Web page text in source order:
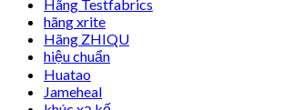
Hãng Testfabrics
hãng xrite
Hãng ZHIQU
hiệu chuẩn
Huatao
Jameheal